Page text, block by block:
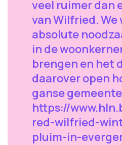
veel ruimer dan
van Wilfried. We
absolute
in de
brengen en het
daarover open
ganse
https://
red-wilfried-
pluim-in-